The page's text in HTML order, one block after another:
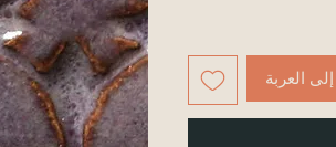
العربة